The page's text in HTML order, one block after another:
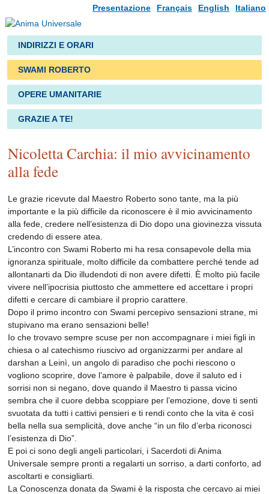
Italiano
English
Français
Presentazione
INDIRIZZI E ORARI
SWAMI ROBERTO
OPERE UMANITARIE
GRAZIE A TE!
Nicoletta Carchia: il mio avvicinamento
alla fede
Le grazie ricevute dal Maestro Roberto sono tante, ma la più
importante e la più difficile da riconoscere è il mio avvicinamento
alla fede, credere nell’esistenza di Dio dopo una giovinezza vissuta
credendo di essere atea.
L’incontro con Swami Roberto mi ha resa consapevole della mia
ignoranza spirituale, molto difficile da combattere perché tende ad
allontanarti da Dio illudendoti di non avere difetti. È molto più facile
vivere nell’ipocrisia piuttosto che ammettere ed accettare i propri
difetti e cercare di cambiare il proprio carattere.
Dopo il primo incontro con Swami percepivo sensazioni strane, mi
stupivano ma erano sensazioni belle!
Io che trovavo sempre scuse per non accompagnare i miei figli in
chiesa o al catechismo riuscivo ad organizzarmi per andare al
darshan a Leinì, un angolo di paradiso che pochi riescono o
vogliono scoprire, dove l’amore è palpabile, dove il saluto ed i
sorrisi non si negano, dove quando il Maestro ti passa vicino
sembra che il cuore debba scoppiare per l’emozione, dove ti senti
svuotata da tutti i cattivi pensieri e ti rendi conto che la vita è così
bella nella sua semplicità, dove anche “in un filo d’erba riconosci
l’esistenza di Dio”.
E poi ci sono degli angeli particolari, i Sacerdoti di Anima
Universale sempre pronti a regalarti un sorriso, a darti conforto, ad
ascoltarti e consigliarti.
La Conoscenza donata da Swami è la risposta che cercavo ai miei